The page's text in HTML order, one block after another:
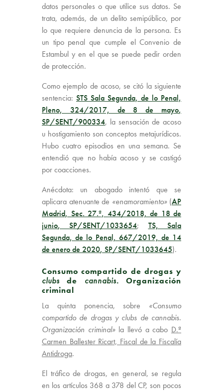
datos personales o que utilice sus datos. Se
trata, además, de un delito semipúblico, por
lo que requiere denuncia de la persona. Es
un tipo penal que cumple el Convenio de
Estambul y en el que se puede pedir orden
de protección.
Como ejemplo de acoso, se citó la siguiente
sentencia: STS Sala Segunda, de lo Penal,
Pleno, 324/2017, de 8 de mayo,
SP/SENT/900334, la sensación de acoso
u hostigamiento son conceptos metajurídicos.
Hubo cuatro episodios en una semana. Se
entendió que no había acoso y se castigó
por coacciones.
Anécdota: un abogado intentó que se
aplicara atenuante de «enamoramiento»(AP
Madrid, Sec. 27.ª, 434/2018, de 18 de
junio, SP/SENT/1033654; TS, Sala
Segunda, de lo Penal, 667/2019, de 14
de enero de 2020, SP/SENT/1033645).
Consumo compartido de drogas y
clubs de cannabis. Organización
criminal
La quinta ponencia, sobre «Consumo
compartido de drogas y clubs de cannabis.
Organización criminal»la llevó a cabo D.ª
Carmen Ballester Ricart, Fiscal de la Fiscalía
Antidroga.
El tráfico de drogas, en general, se regula
en los artículos 368 a 378 del CP, son pocos